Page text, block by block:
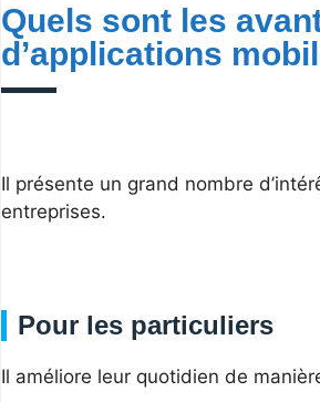
Quels sont les
d’applications
Il présente un grand nombre
entreprises.
Pour les particuliers
Il améliore leur quotidien de